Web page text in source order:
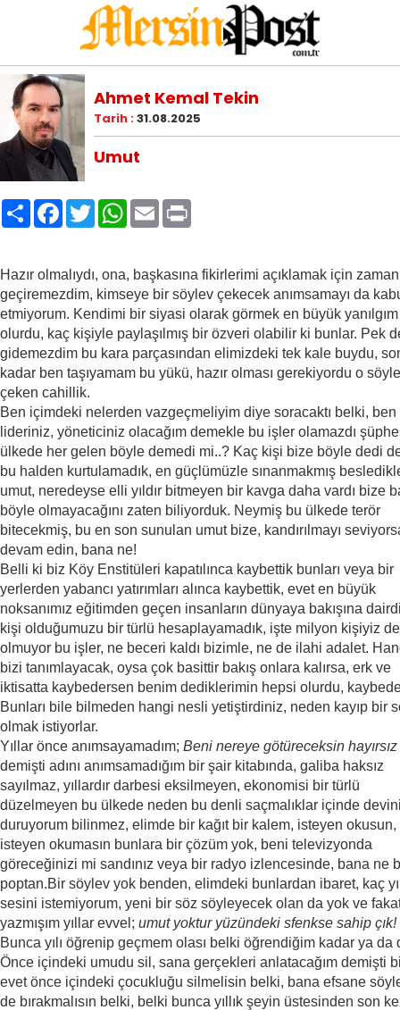
Ahmet Kemal Tekin
Tarih :31.08.2025
Umut
PaylaşFacebook
TwitterWhatsApp
Email
Hazır olmalıydı, ona, başkasına fikirlerimi açıklamak için zaman
geçiremezdim, kimseye bir söylev çekecek anımsamayı da
etmiyorum. Kendimi bir siyasi olarak görmek en büyük yanılgım
olurdu, kaç kişiyle paylaşılmış bir özveri olabilir ki bunlar. Pek
gidemezdim bu kara parçasından elimizdeki tek kale buydu,
kadar ben taşıyamam bu yükü, hazır olması gerekiyordu o
çeken cahillik.
Ben içimdeki nelerden vazgeçmeliyim diye soracaktı belki,
lideriniz, yöneticiniz olacağım demekle bu işler olamazdı
ülkede her gelen böyle demedi mi..? Kaç kişi bize böyle dedi
bu halden kurtulamadık, en güçlümüzle sınanmakmış
umut, neredeyse elli yıldır bitmeyen bir kavga daha vardı bize
böyle olmayacağını zaten biliyorduk. Neymiş bu ülkede terör
bitecekmiş, bu en son sunulan umut bize, kandırılmayı
devam edin, bana ne!
Belli ki biz Köy Enstitüleri kapatılınca kaybettik bunları veya bir
yerlerden yabancı yatırımları alınca kaybettik, evet en büyük
noksanımız eğitimden geçen insanların dünyaya bakışına
kişi olduğumuzu bir türlü hesaplayamadık, işte milyon kişiyiz
olmuyor bu işler, ne beceri kaldı bizimle, ne de ilahi adalet.
bizi tanımlayacak, oysa çok basittir bakış onlara kalırsa, erk ve
iktisatta kaybedersen benim dediklerimin hepsi olurdu,
Bunları bile bilmeden hangi nesli yetiştirdiniz, neden kayıp bir
olmak istiyorlar.
Yıllar önce anımsayamadım; Beni nereye götüreceksin hayırsız
demişti adını anımsamadığım bir şair kitabında, galiba haksız
sayılmaz, yıllardır darbesi eksilmeyen, ekonomisi bir türlü
düzelmeyen bu ülkede neden bu denli saçmalıklar içinde
duruyorum bilinmez, elimde bir kağıt bir kalem, isteyen okusun,
isteyen okumasın bunlara bir çözüm yok, beni televizyonda
göreceğinizi mi sandınız veya bir radyo izlencesinde, bana ne
poptan.Bir söylev yok benden, elimdeki bunlardan ibaret, kaç
sesini istemiyorum, yeni bir söz söyleyecek olan da yok ve
yazmışım yıllar evvel; umut yoktur yüzündeki sfenkse sahip çık!
Bunca yılı öğrenip geçmem olası belki öğrendiğim kadar ya da
Önce içindeki umudu sil, sana gerçekleri anlatacağım demişti
evet önce içindeki çocukluğu silmelisin belki, bana efsane
de bırakmalısın belki, belki bunca yıllık şeyin üstesinden son